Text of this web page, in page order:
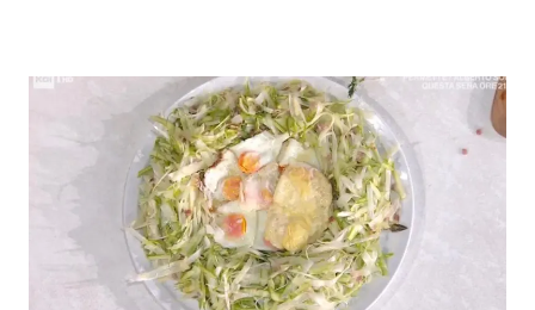
News Musica
News Spettacolo
Benessere
Casa
Cucina e Ricette
Consigli di Cucina